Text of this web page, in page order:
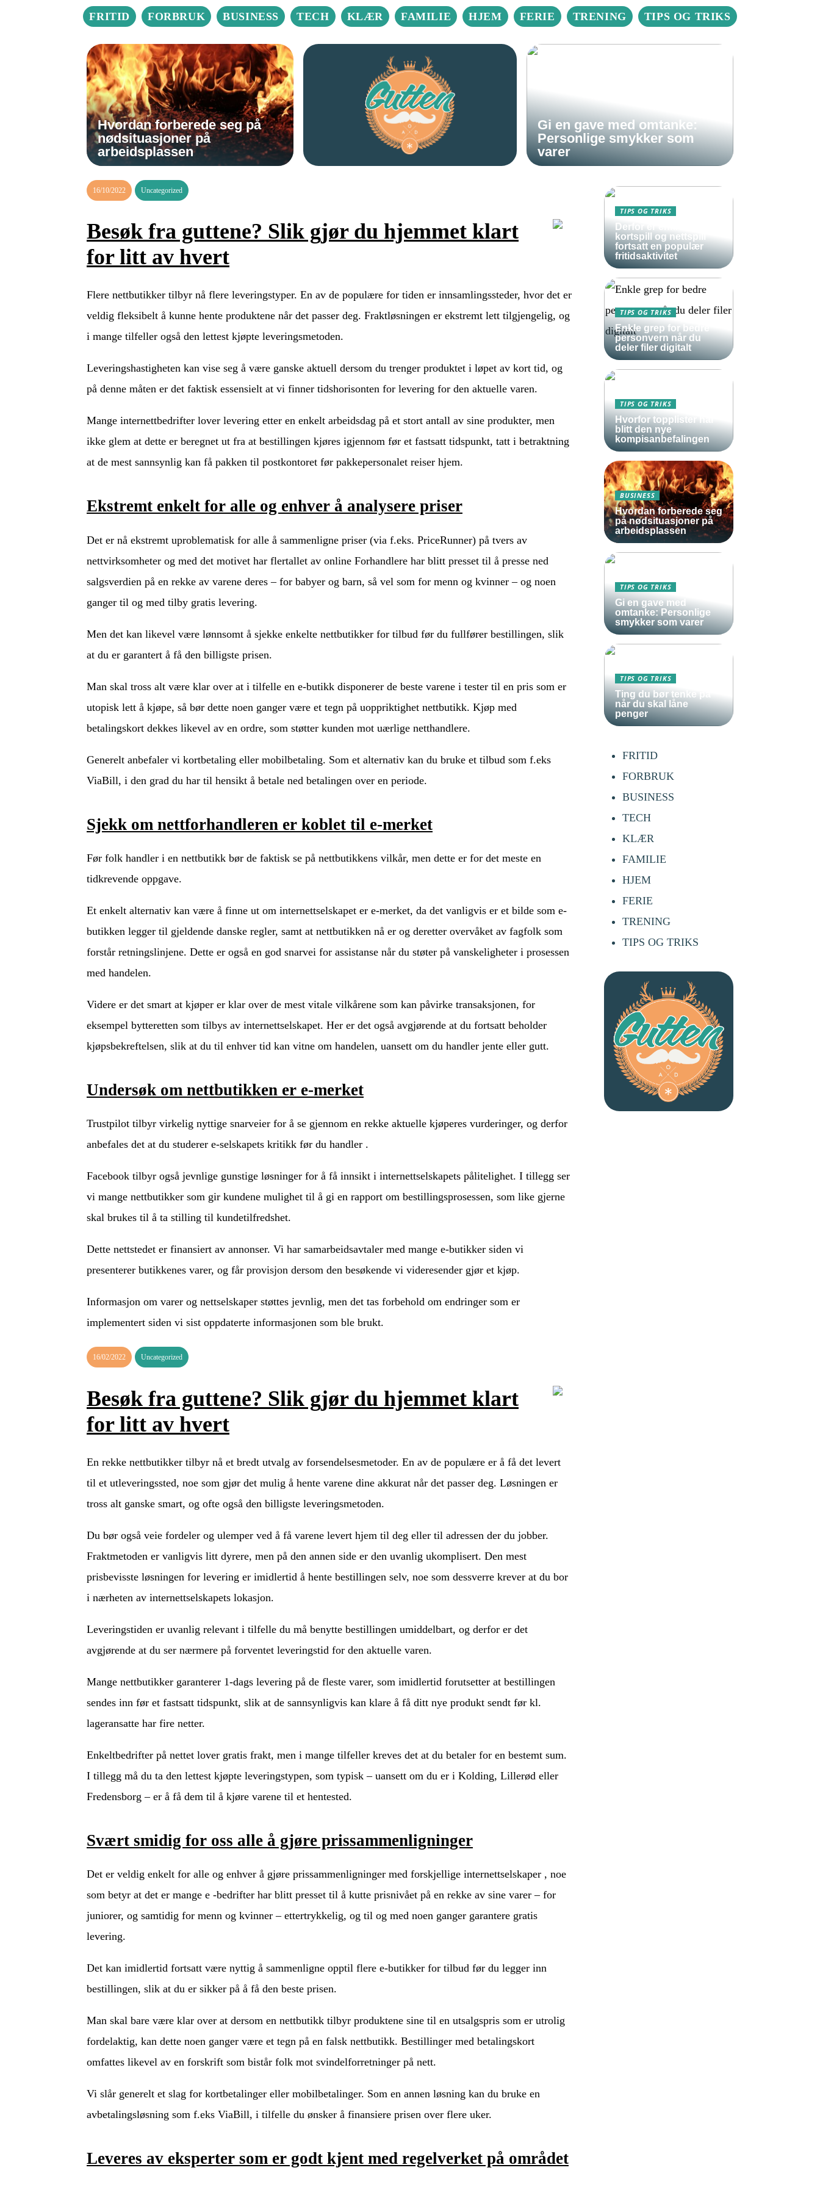
FRITID FORBRUK BUSINESS TECH KLÆR FAMILIE HJEM FERIE TRENING TIPS OG TRIKS
Hvordan forberede seg på
nødsituasjoner på
arbeidsplassen
Gi en gave med omtanke:
Personlige smykker som
varer
16/10/2022 Uncategorized
Besøk fra guttene? Slik gjør du hjemmet klart
for litt av hvert
Flere nettbutikker tilbyr nå flere leveringstyper. En av de populære for tiden er innsamlingssteder, hvor det er
veldig fleksibelt å kunne hente produktene når det passer deg. Fraktløsningen er ekstremt lett tilgjengelig, og
i mange tilfeller også den lettest kjøpte leveringsmetoden.
Leveringshastigheten kan vise seg å være ganske aktuell dersom du trenger produktet i løpet av kort tid, og
på denne måten er det faktisk essensielt at vi finner tidshorisonten for levering for den aktuelle varen.
Mange internettbedrifter lover levering etter en enkelt arbeidsdag på et stort antall av sine produkter, men
ikke glem at dette er beregnet ut fra at bestillingen kjøres igjennom før et fastsatt tidspunkt, tatt i betraktning
at de mest sannsynlig kan få pakken til postkontoret før pakkepersonalet reiser hjem.
Ekstremt enkelt for alle og enhver å analysere priser
Det er nå ekstremt uproblematisk for alle å sammenligne priser (via f.eks. PriceRunner) på tvers av
nettvirksomheter og med det motivet har flertallet av online Forhandlere har blitt presset til å presse ned
salgsverdien på en rekke av varene deres – for babyer og barn, så vel som for menn og kvinner – og noen
ganger til og med tilby gratis levering.
Men det kan likevel være lønnsomt å sjekke enkelte nettbutikker for tilbud før du fullfører bestillingen, slik
at du er garantert å få den billigste prisen.
Man skal tross alt være klar over at i tilfelle en e-butikk disponerer de beste varene i tester til en pris som er
utopisk lett å kjøpe, så bør dette noen ganger være et tegn på uoppriktighet nettbutikk. Kjøp med
betalingskort dekkes likevel av en ordre, som støtter kunden mot uærlige netthandlere.
Generelt anbefaler vi kortbetaling eller mobilbetaling. Som et alternativ kan du bruke et tilbud som f.eks
ViaBill, i den grad du har til hensikt å betale ned betalingen over en periode.
Sjekk om nettforhandleren er koblet til e-merket
Før folk handler i en nettbutikk bør de faktisk se på nettbutikkens vilkår, men dette er for det meste en
tidkrevende oppgave.
Et enkelt alternativ kan være å finne ut om internettselskapet er e-merket, da det vanligvis er et bilde som e-
butikken legger til gjeldende danske regler, samt at nettbutikken nå er og deretter overvåket av fagfolk som
forstår retningslinjene. Dette er også en god snarvei for assistanse når du støter på vanskeligheter i prosessen
med handelen.
Videre er det smart at kjøper er klar over de mest vitale vilkårene som kan påvirke transaksjonen, for
eksempel bytteretten som tilbys av internettselskapet. Her er det også avgjørende at du fortsatt beholder
kjøpsbekreftelsen, slik at du til enhver tid kan vitne om handelen, uansett om du handler jente eller gutt.
Undersøk om nettbutikken er e-merket
Trustpilot tilbyr virkelig nyttige snarveier for å se gjennom en rekke aktuelle kjøperes vurderinger, og derfor
anbefales det at du studerer e-selskapets kritikk før du handler .
Facebook tilbyr også jevnlige gunstige løsninger for å få innsikt i internettselskapets pålitelighet. I tillegg ser
vi mange nettbutikker som gir kundene mulighet til å gi en rapport om bestillingsprosessen, som like gjerne
skal brukes til å ta stilling til kundetilfredshet.
Dette nettstedet er finansiert av annonser. Vi har samarbeidsavtaler med mange e-butikker siden vi
presenterer butikkenes varer, og får provisjon dersom den besøkende vi videresender gjør et kjøp.
Informasjon om varer og nettselskaper støttes jevnlig, men det tas forbehold om endringer som er
implementert siden vi sist oppdaterte informasjonen som ble brukt.
16/02/2022 Uncategorized
Besøk fra guttene? Slik gjør du hjemmet klart
for litt av hvert
En rekke nettbutikker tilbyr nå et bredt utvalg av forsendelsesmetoder. En av de populære er å få det levert
til et utleveringssted, noe som gjør det mulig å hente varene dine akkurat når det passer deg. Løsningen er
tross alt ganske smart, og ofte også den billigste leveringsmetoden.
Du bør også veie fordeler og ulemper ved å få varene levert hjem til deg eller til adressen der du jobber.
Fraktmetoden er vanligvis litt dyrere, men på den annen side er den uvanlig ukomplisert. Den mest
prisbevisste løsningen for levering er imidlertid å hente bestillingen selv, noe som dessverre krever at du bor
i nærheten av internettselskapets lokasjon.
Leveringstiden er uvanlig relevant i tilfelle du må benytte bestillingen umiddelbart, og derfor er det
avgjørende at du ser nærmere på forventet leveringstid for den aktuelle varen.
Mange nettbutikker garanterer 1-dags levering på de fleste varer, som imidlertid forutsetter at bestillingen
sendes inn før et fastsatt tidspunkt, slik at de sannsynligvis kan klare å få ditt nye produkt sendt før kl.
lageransatte har fire netter.
Enkeltbedrifter på nettet lover gratis frakt, men i mange tilfeller kreves det at du betaler for en bestemt sum.
I tillegg må du ta den lettest kjøpte leveringstypen, som typisk – uansett om du er i Kolding, Lillerød eller
Fredensborg – er å få dem til å kjøre varene til et hentested.
Svært smidig for oss alle å gjøre prissammenligninger
Det er veldig enkelt for alle og enhver å gjøre prissammenligninger med forskjellige internettselskaper , noe
som betyr at det er mange e -bedrifter har blitt presset til å kutte prisnivået på en rekke av sine varer – for
juniorer, og samtidig for menn og kvinner – ettertrykkelig, og til og med noen ganger garantere gratis
levering.
Det kan imidlertid fortsatt være nyttig å sammenligne opptil flere e-butikker for tilbud før du legger inn
bestillingen, slik at du er sikker på å få den beste prisen.
Man skal bare være klar over at dersom en nettbutikk tilbyr produktene sine til en utsalgspris som er utrolig
fordelaktig, kan dette noen ganger være et tegn på en falsk nettbutikk. Bestillinger med betalingskort
omfattes likevel av en forskrift som bistår folk mot svindelforretninger på nett.
Vi slår generelt et slag for kortbetalinger eller mobilbetalinger. Som en annen løsning kan du bruke en
avbetalingsløsning som f.eks ViaBill, i tilfelle du ønsker å finansiere prisen over flere uker.
Leveres av eksperter som er godt kjent med regelverket på området
TIPS OG TRIKS
Derfor er enkle
kortspill og nettspill
fortsatt en populær
fritidsaktivitet
TIPS OG TRIKS
Enkle grep for bedre
personvern når du
deler filer digitalt
TIPS OG TRIKS
Hvorfor topplister har
blitt den nye
kompisanbefalingen
BUSINESS
Hvordan forberede seg
på nødsituasjoner på
arbeidsplassen
TIPS OG TRIKS
Gi en gave med
omtanke: Personlige
smykker som varer
TIPS OG TRIKS
Ting du bør tenke på
når du skal låne
penger
FRITID
FORBRUK
BUSINESS
TECH
KLÆR
FAMILIE
HJEM
FERIE
TRENING
TIPS OG TRIKS